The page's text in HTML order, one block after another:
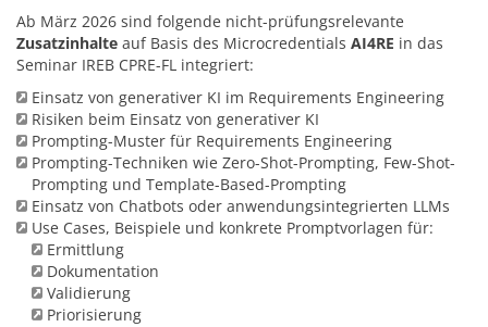
Ab März 2026 sind folgende nicht-prüfungsrelevante
Zusatzinhalte auf Basis des Microcredentials AI4RE in das
Seminar IREB CPRE-FL integriert:
Einsatz von generativer KI im Requirements Engineering
Risiken beim Einsatz von generativer KI
Prompting-Muster für Requirements Engineering
Prompting-Techniken wie Zero-Shot-Prompting, Few-Shot-
Prompting und Template-Based-Prompting
Einsatz von Chatbots oder anwendungsintegrierten LLMs
Use Cases, Beispiele und konkrete Promptvorlagen für:
Ermittlung
Dokumentation
Validierung
Priorisierung